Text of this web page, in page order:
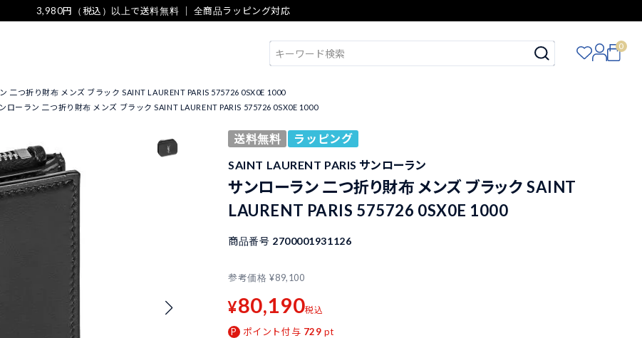
3,980円（税込）以上で送料無料 ｜ 全商品ラッピング対応
0
二つ折り財布 メンズ ブラック SAINT LAURENT PARIS 575726 0SX0E 1000
ローラン 二つ折り財布 メンズ ブラック SAINT LAURENT PARIS 575726 0SX0E 1000
送料無料
ラッピング
SAINT LAURENT PARIS サンローラン
サンローラン 二つ折り財布 メンズ ブラック SAINT
LAURENT PARIS 575726 0SX0E 1000
商品番号 2700001931126
参考価格 ¥89,100
¥80,190税込
ポイント付与 729 pt